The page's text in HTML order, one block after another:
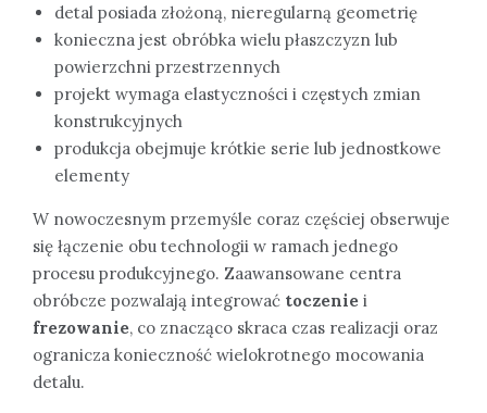
detal posiada złożoną, nieregularną geometrię
konieczna jest obróbka wielu płaszczyzn lub
powierzchni przestrzennych
projekt wymaga elastyczności i częstych zmian
konstrukcyjnych
produkcja obejmuje krótkie serie lub jednostkowe
elementy
W nowoczesnym przemyśle coraz częściej obserwuje
się łączenie obu technologii w ramach jednego
procesu produkcyjnego. Zaawansowane centra
obróbcze pozwalają integrować toczenie i
frezowanie, co znacząco skraca czas realizacji oraz
ogranicza konieczność wielokrotnego mocowania
detalu.